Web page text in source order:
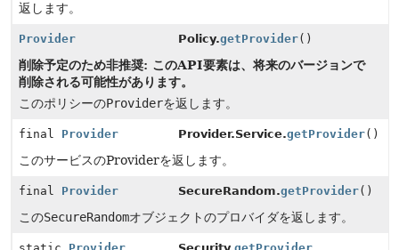
返します。
Provider Policy.getProvider()
削除予定のため非推奨: このAPI要素は、将来のバージョンで
削除される可能性があります。
このポリシーのProviderを返します。
final Provider Provider.Service.getProvider()
このサービスのProviderを返します。
final Provider SecureRandom.getProvider()
このSecureRandomオブジェクトのプロバイダを返します。